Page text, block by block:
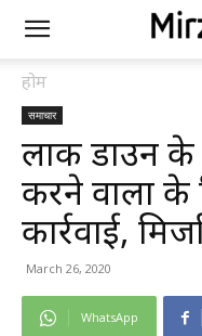
होम
समाचार
लाक डाउन के
करने वालों के
कार्रवाई,
March 26, 2020
WhatsApp